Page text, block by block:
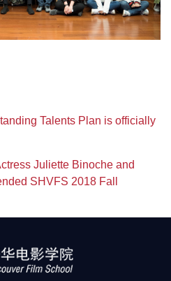
Talents Plan is officially
Juliette Binoche and
SHVFS 2018 Fall